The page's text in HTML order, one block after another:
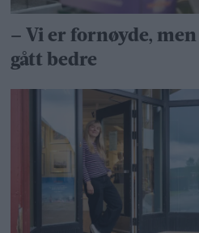
– Vi er fornøyde,
gått bedre